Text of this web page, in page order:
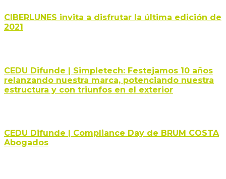
CIBERLUNES invita a disfrutar la última edición de
2021
CEDU Difunde | Simpletech: Festejamos 10 años
relanzando nuestra marca, potenciando nuestra
estructura y con triunfos en el exterior
CEDU Difunde | Compliance Day de BRUM COSTA
Abogados